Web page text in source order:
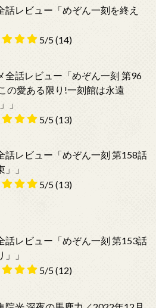
話レビュー「めぞん一刻を終え
5/5(14)
全話レビュー「めぞん一刻 第96
の愛ある限り!一刻館は永遠
」
5/5(13)
話レビュー「めぞん一刻 第158話
」」
5/5(13)
話レビュー「めぞん一刻 第153話
」」
5/5(12)